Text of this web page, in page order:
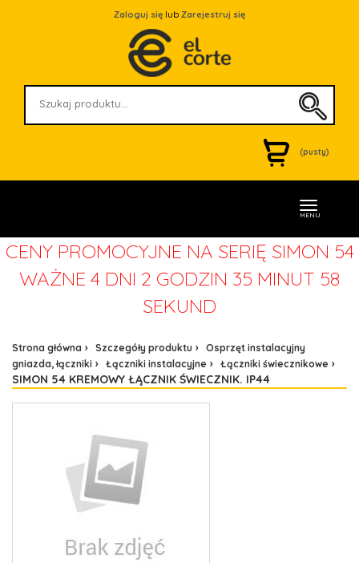
Zaloguj się lub Zarejestruj się
(pusty)
MENU
CENY PROMOCYJNE NA SERIĘ SIMON 54
WAŻNE 4 DNI 2 GODZIN 35 MINUT 58
SEKUND
Strona główna Szczegóły produktu
Osprzęt instalacyjny
gniazda, łączniki
Łączniki instalacyjne Łączniki świecznikowe
SIMON 54 KREMOWY ŁĄCZNIK ŚWIECZNIK. IP44